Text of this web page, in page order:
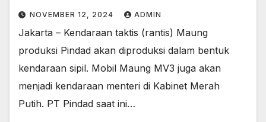
NOVEMBER 12, 2024 ADMIN
Jakarta – Kendaraan taktis (rantis) Maung
produksi Pindad akan diproduksi dalam bentuk
kendaraan sipil. Mobil Maung MV3 juga akan
menjadi kendaraan menteri di Kabinet Merah
Putih. PT Pindad saat ini…